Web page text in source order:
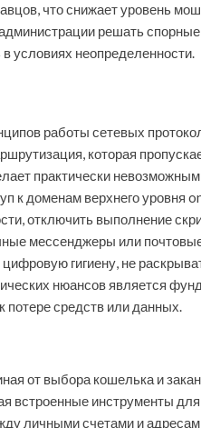
что снижает уровень
решать
условиях неопределенности.
работы сетевых
которая
практически
к доменам верхнего уровня
отключить выполнение
мессенджеры или
гигиену, не
нюансов является
потере средств или данных.
от выбора кошелька и
инструменты для
личными счетами и